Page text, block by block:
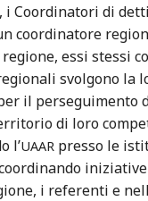
i Coordinatori di
coordinatore
essi stessi
svolgono la
il perseguimento
di loro
l’UAAR presso le
i referenti e